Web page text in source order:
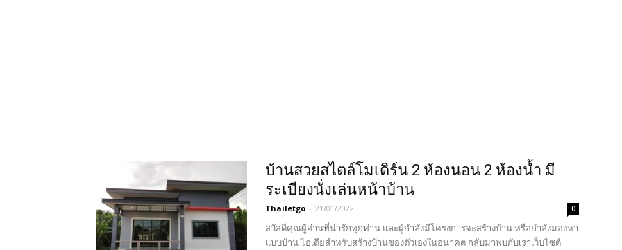
บ้านสวยสไตล์​โมเดิร์น​ 2 ห้องนอน 2 ห้องน้ำ มี
ระเบียงนั่งเล่นหน้าบ้าน
Thailetgo - 21/01/2022 0
สวัสดีคุณผู้อ่านที่น่ารักทุกท่าน และผู้กำลังมีโครงการจะสร้างบ้าน หรือกำลังมองหา
แบบบ้าน ไอเดียสำหรับสร้างบ้านของตัวเองในอนาคต กลับมาพบกับเราเว็บไซต์